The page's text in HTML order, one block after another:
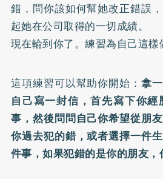
錯，問你該如何幫她改正錯誤
起她在公司取得的一切成績。
現在輪到你了。練習為自己這樣
這項練習可以幫助你開始：拿
自己寫一封信，首先寫下你
事，然後問問自己你希望從朋
你過去犯的錯，或者選擇一件
件事，如果犯錯的是你的朋友，